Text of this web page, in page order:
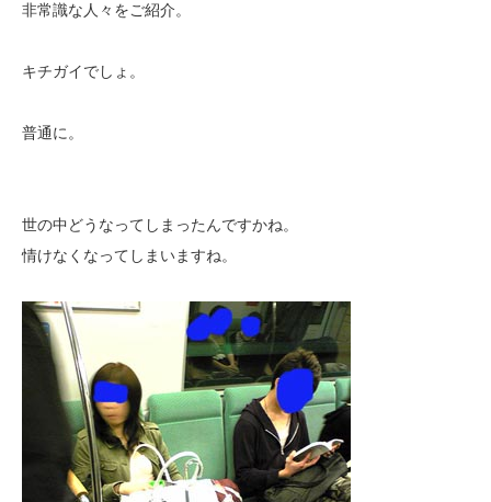
非常識な人々をご紹介。
キチガイでしょ。
普通に。
世の中どうなってしまったんですかね。
情けなくなってしまいますね。